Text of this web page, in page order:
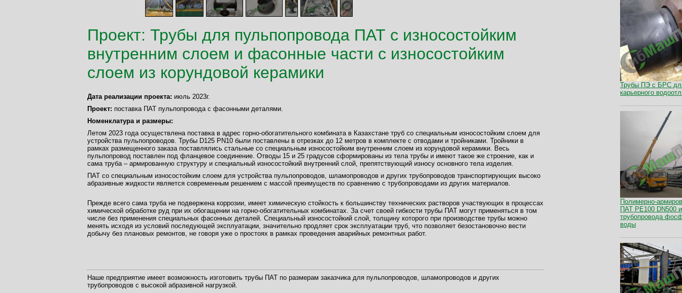
Проект: Трубы для пульпопровода ПАТ с износостойким
внутренним слоем и фасонные части с износостойким
слоем из корундовой керамики
Дата реализации проекта: июль 2023г.
Проект: поставка ПАТ пульпопровода с фасонными деталями.
Номенклатура и размеры:
Летом 2023 года осуществлена поставка в адрес горно-обогатительного комбината в Казахстане труб со специальным износостойким слоем для
устройства пульпопроводов. Трубы D125 PN10 были поставлены в отрезках до 12 метров в комплекте с отводами и тройниками. Тройники в
рамках размещенного заказа поставлялись стальные со специальным износостойким внутренним слоем из корундовой керамики. Весь
пульпопровод поставлен под фланцевое соединение. Отводы 15 и 25 градусов сформированы из тела трубы и имеют такое же строение, как и
сама труба – армированную структуру и специальный износостойкий внутренний слой, препятствующий износу основного тела изделия.
ПАТ со специальным износостойким слоем для устройства пульпопроводов, шламопроводов и других трубопроводов транспортирующих высоко
абразивные жидкости является современным решением с массой преимуществ по сравнению с трубопроводами из других материалов.
Прежде всего сама труба не подвержена коррозии, имеет химическую стойкость к большинству технических растворов участвующих в процессах
химической обработке руд при их обогащении на горно-обогатительных комбинатах. За счет своей гибкости трубы ПАТ могут применяться в том
числе без применения специальных фасонных деталей. Специальный износостойкий слой, толщину которого при производстве трубы можно
менять исходя из условий последующей эксплуатации, значительно продляет срок эксплуатации труб, что позволяет безостановочно вести
добычу без плановых ремонтов, не говоря уже о простоях в рамках проведения аварийных ремонтных работ.
Наше предприятие имеет возможность изготовить трубы ПАТ по размерам заказчика для пульпопроводов, шламопроводов и других
трубопроводов с высокой абразивной нагрузкой.
Трубы ПЭ с БРС
карьерного
Полимерно-
ПАТ PE100 DN500
трубопровода
воды